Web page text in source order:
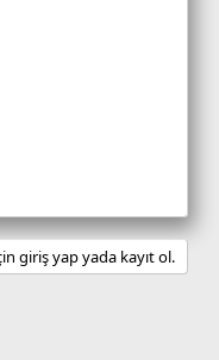
giriş yap yada kayıt ol.